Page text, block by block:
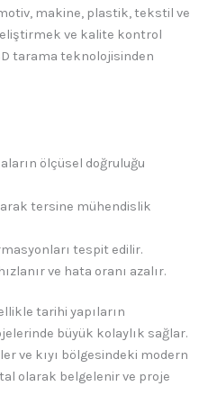
makine, plastik, tekstil ve
ve kalite kontrol
tarama teknolojisinden
ölçüsel doğruluğu
tersine mühendislik
tespit edilir.
ve hata oranı azalır.
tarihi yapıların
büyük kolaylık sağlar.
ve kıyı bölgesindeki modern
olarak belgelenir ve proje